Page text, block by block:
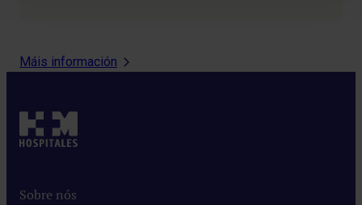
Máis información
Sobre nós